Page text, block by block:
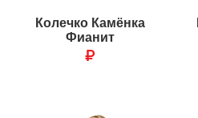
Колечко Камёнка
Фианит
₽